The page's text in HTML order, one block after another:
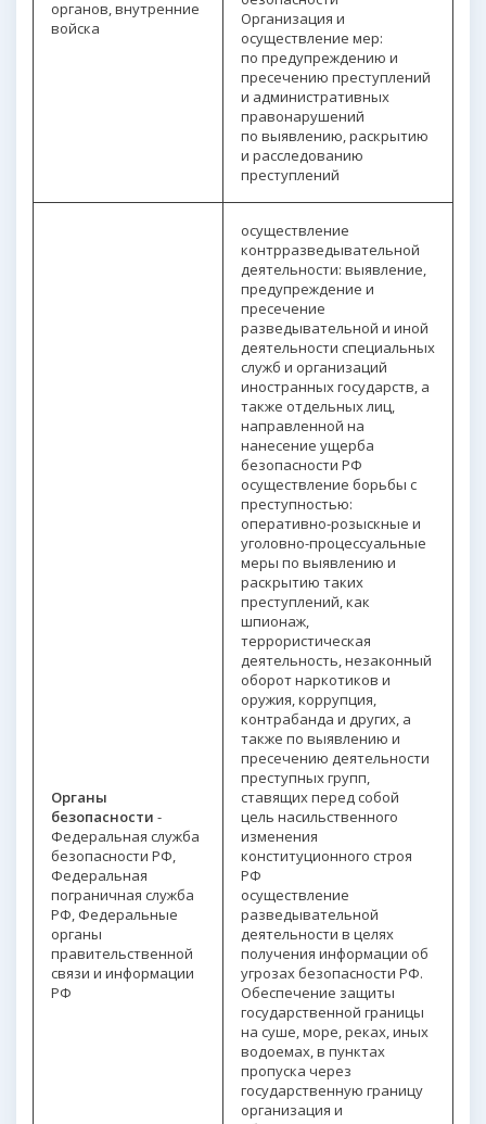
органов, внутренние
войска
Организация и
осуществление мер:
по предупреждению и
пресечению преступлений
и административных
правонарушений
по выявлению, раскрытию
и расследованию
преступлений
Органы
безопасности -
Федеральная служба
безопасности РФ,
Федеральная
пограничная служба
РФ, Федеральные
органы
правительственной
связи и информации
РФ
осуществление
контрразведывательной
деятельности: выявление,
предупреждение и
пресечение
разведывательной и иной
деятельности специальных
служб и организаций
иностранных государств, а
также отдельных лиц,
направленной на
нанесение ущерба
безопасности РФ
осуществление борьбы с
преступностью:
оперативно-розыскные и
уголовно-процессуальные
меры по выявлению и
раскрытию таких
преступлений, как
шпионаж,
террористическая
деятельность, незаконный
оборот наркотиков и
оружия, коррупция,
контрабанда и других, а
также по выявлению и
пресечению деятельности
преступных групп,
ставящих перед собой
цель насильственного
изменения
конституционного строя
РФ
осуществление
разведывательной
деятельности в целях
получения информации об
угрозах безопасности РФ.
Обеспечение защиты
государственной границы
на суше, море, реках, иных
водоемах, в пунктах
пропуска через
государственную границу
организация и